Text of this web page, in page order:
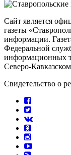
Сайт является
газеты
информации.
Федеральной
информационных
Северо-
Свидетельство о